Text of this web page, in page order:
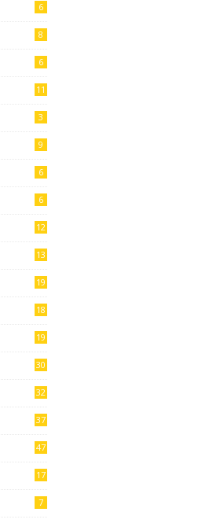
6
8
6
11
3
9
6
6
12
13
19
18
19
30
32
37
47
17
7